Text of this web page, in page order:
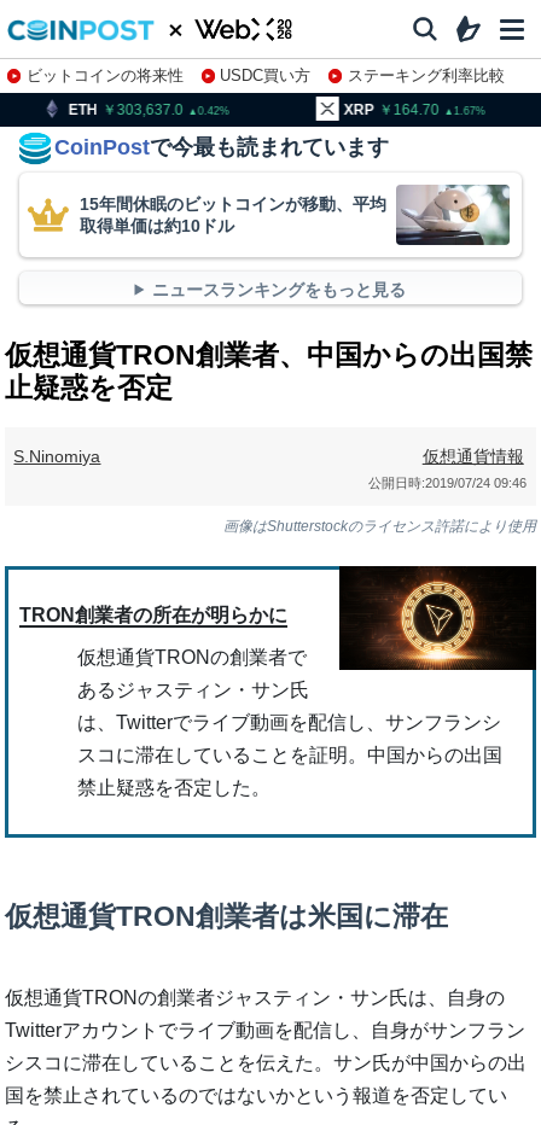
ビットコインの将来性 USDC買い方
ステーキング利率比較
株特集・関連銘柄
303,637.0 0.42 XRP 164.70 1.67 BNB
CoinPostで今最も読まれています
15年間休眠のビットコインが移動、平均
取得単価は約10ドル
ニュースランキングをもっと見る
仮想通貨TRON創業者、中国からの出国禁
止疑惑を否定
S.Ninomiya 仮想通貨情報
公開日時:2019/07/24 09:46
画像はShutterstockのライセンス許諾により使用
TRON創業者の所在が明らかに
仮想通貨TRONの創業者で
あるジャスティン・サン氏
は、Twitterでライブ動画を配信し、サンフランシ
スコに滞在していることを証明。中国からの出国
禁止疑惑を否定した。
仮想通貨TRON創業者は米国に滞在
仮想通貨TRONの創業者ジャスティン・サン氏は、自身の
Twitterアカウントでライブ動画を配信し、自身がサンフラン
シスコに滞在していることを伝えた。サン氏が中国からの出
国を禁止されているのではないかという報道を否定してい